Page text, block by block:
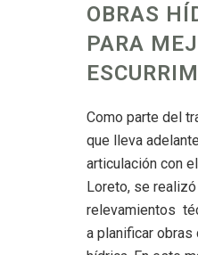
OBRAS
PARA
Como parte del
que lleva
articulación con
Loreto, se realizó
relevamientos
a planificar